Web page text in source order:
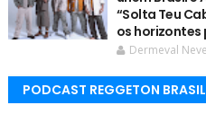
“Solta Teu
os horizontes
Dermeval
PODCAST REGGETON BRASIL